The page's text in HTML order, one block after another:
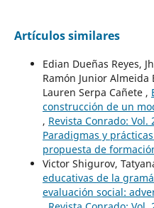
Artículos similares
Edian Dueñas Reyes,
Ramón Junior Almeida
Lauren Serpa Cañete ,
construcción de un
, Revista Conrado: Vol.
Paradigmas y
propuesta de
Victor Shigurov,
educativas de la
evaluación social: